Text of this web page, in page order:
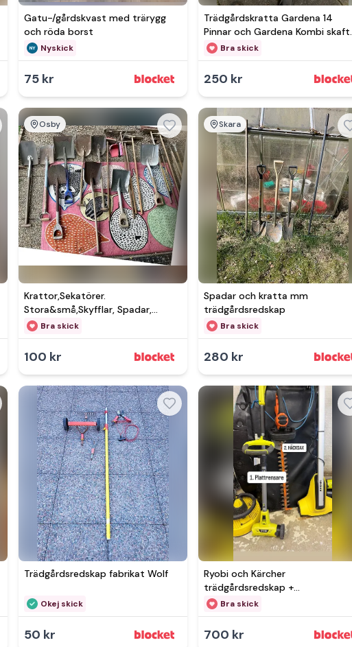
Gatu-/gårdskvast med trärygg
och röda borst
Nyskick
75 kr
Trädgårdskratta Gardena 14
Pinnar och Gardena Kombi skaft.
Bra skick
250 kr
Osby
Krattor,Sekatörer.
Stora&små,Skyfflar, Spadar,
Kulitvaror,Grepar,Borstar.
Bra skick
100 kr
Skara
Spadar och kratta mm
trädgårdsredskap
Bra skick
280 kr
Se mer hos
Trädgårdsredskap fabrikat Wolf
Okej skick
50 kr
Ryobi och Kärcher
trädgårdsredskap +
högtryckstvätt Black & Decker
Bra skick
700 kr